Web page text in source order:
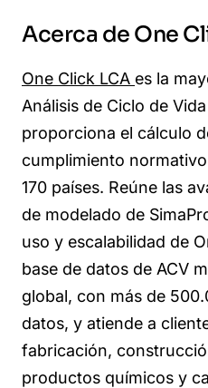
Acerca de One
One Click LCA es la
Análisis de Ciclo de
proporciona el cálculo
cumplimiento
170 países. Reúne las
de modelado de
uso y escalabilidad de
base de datos de ACV
global, con más de
datos, y atiende a
fabricación,
productos químicos y